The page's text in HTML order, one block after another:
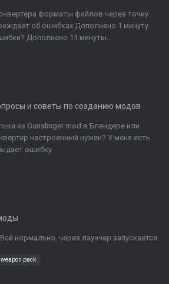
форматы файлов через точку.
об ошибках Дополнено 1 минуту
Дополнено 11 минуты...
и советы по созданию модов
из Gunslinger mod в Блендере или
настроенный нужен? У меня есть
ошибку
нормально, через лаунчер запускается
pack